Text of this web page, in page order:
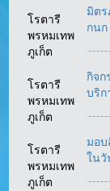
โรตารี
พรหมเทพ
ภูเก็ต
มิต
กนก
โรตารี
พรหมเทพ
ภูเก็ต
กิจก
บริก
โรตารี
พรหมเทพ
ภูเก็ต
มอบ
ใน